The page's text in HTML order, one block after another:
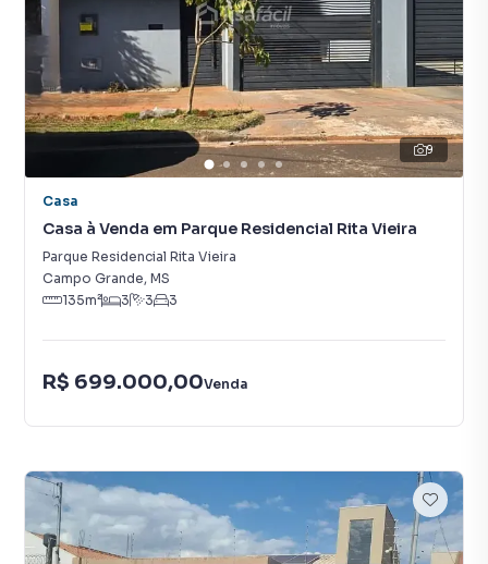
9
Casa
Casa à Venda em Parque Residencial Rita Vieira
Parque Residencial Rita Vieira
Campo Grande, MS
135m² 3 3 3
R$ 699.000,00Venda